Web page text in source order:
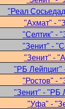
"Реал
"Ахмат" -
"Селтик" -
"Зенит" -
"Зенит" -
"РБ Лейпциг"
"Ростов" -
"Зенит" - "РБ
"Уфа" -